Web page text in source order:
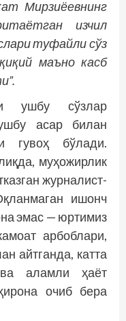
Мирзиёевнинг
изчил
туфайли сўз
маъно касб
ушбу сўзлар
асар билан
гувоҳ бўлади.
муҳожирлик
журналист-
ишонч
эмас — юртимиз
арбоблари,
айтганда, катта
аламли ҳаёт
очиб бера